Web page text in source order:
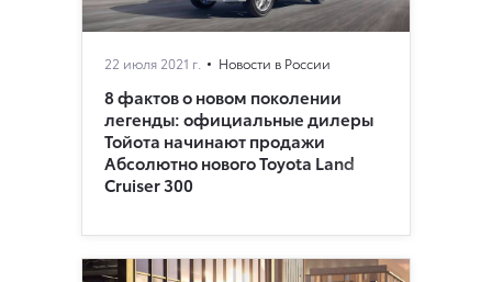
22 июля 2021 г. Новости в России
8 фактов о новом поколении
легенды: официальные дилеры
Тойота начинают продажи
Абсолютно нового Toyota Land
Cruiser 300